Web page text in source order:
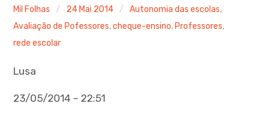
Mil Folhas 24 Mai 2014 Autonomia das escolas,
Avaliação de Pofessores,cheque-ensino, Professores,
rede escolar
Lusa
23/05/2014 – 22:51